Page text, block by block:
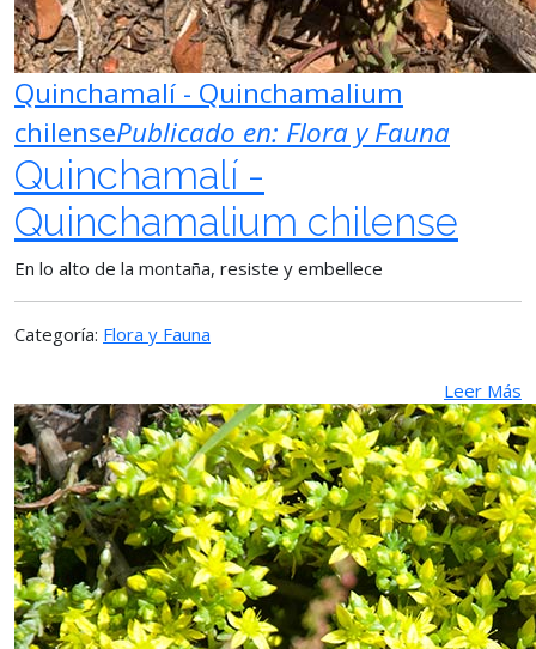
Quinchamalí - Quinchamalium
chilensePublicado en: Flora y Fauna
Quinchamalí -
Quinchamalium chilense
En lo alto de la montaña, resiste y embellece
Categoría: Flora y Fauna
Leer Más